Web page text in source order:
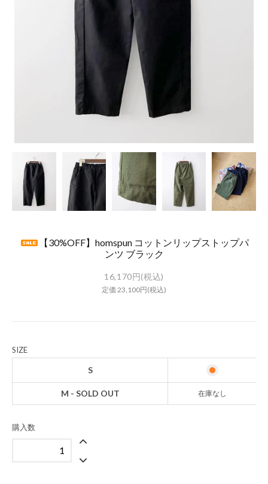
【30%OFF】homspun コットンリップストップパ
ンツ ブラック
16,170円(税込)
定価 23,100円(税込)
SIZE
S
M - SOLD OUT 在庫なし
購入数